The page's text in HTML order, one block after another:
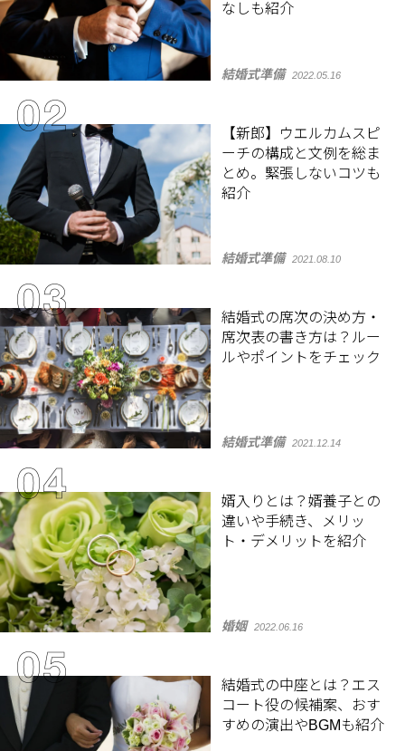
なしも紹介
結婚式準備 2022.05.16
【新郎】ウエルカムスピ
ーチの構成と文例を総ま
とめ。緊張しないコツも
紹介
結婚式準備 2021.08.10
結婚式の席次の決め方・
席次表の書き方は？ルー
ルやポイントをチェック
結婚式準備 2021.12.14
婿入りとは？婿養子との
違いや手続き、メリッ
ト・デメリットを紹介
婚姻 2022.06.16
結婚式の中座とは？エス
コート役の候補案、おす
すめの演出やBGMも紹介